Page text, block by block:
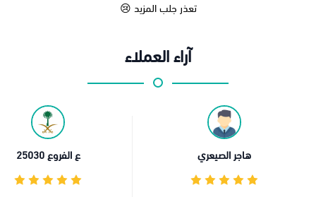
تعذر جلب المزيد 😢
آراء العملاء